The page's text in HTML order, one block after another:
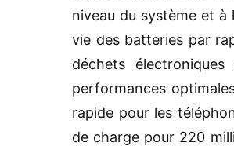
niveau du système et
vie des batteries par
déchets
performances
rapide pour les
de charge pour 220